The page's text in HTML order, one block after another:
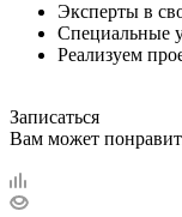
Эксперты в
Специальные
Реализуем
Записаться
Вам может